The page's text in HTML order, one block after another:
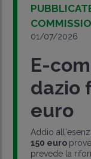
01/07/2026
E-
dazio
euro
Addio
150 euro
prevede la